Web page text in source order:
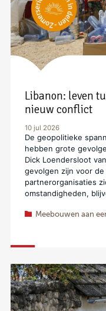
Libanon: leven
nieuw conflict
10 jul 2026
De geopolitieke
hebben grote
Dick Loendersloot
gevolgen zijn voor
partnerorganisaties
omstandigheden,
Meebouwen aan